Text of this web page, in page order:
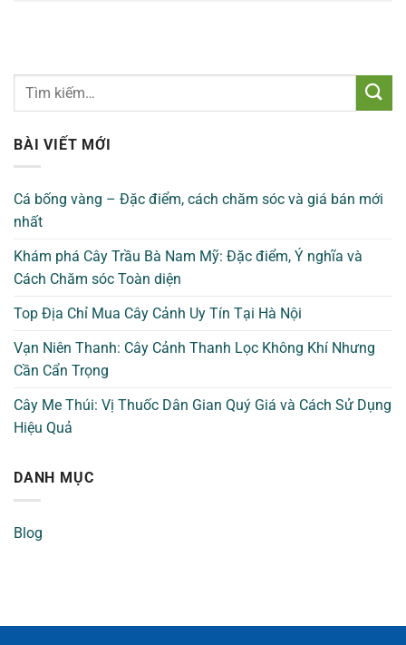
BÀI VIẾT MỚI
Cá bống vàng – Đặc điểm, cách chăm sóc và giá bán mới
nhất
Khám phá Cây Trầu Bà Nam Mỹ: Đặc điểm, Ý nghĩa và
Cách Chăm sóc Toàn diện
Top Địa Chỉ Mua Cây Cảnh Uy Tín Tại Hà Nội
Vạn Niên Thanh: Cây Cảnh Thanh Lọc Không Khí Nhưng
Cần Cẩn Trọng
Cây Me Thúi: Vị Thuốc Dân Gian Quý Giá và Cách Sử Dụng
Hiệu Quả
DANH MỤC
Blog